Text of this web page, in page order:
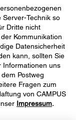
Technik so
Dritte nicht
Kommunikation
Datensicherheit
kann, sollten Sie
Informationen uns
Postweg
Fragen zum
von CAMPUS
Impressum.